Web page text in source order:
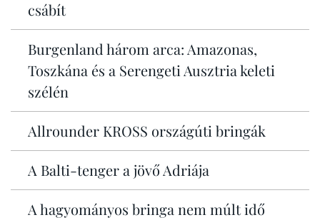
csábít
Burgenland három arca: Amazonas,
Toszkána és a Serengeti Ausztria keleti
szélén
Allrounder KROSS országúti bringák
A Balti-tenger a jövő Adriája
A hagyományos bringa nem múlt idő